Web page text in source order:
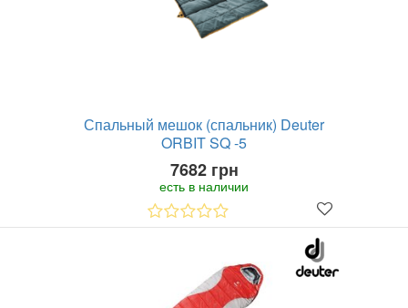
Спальный мешок (спальник) Deuter
ORBIT SQ -5
7682 грн
есть в наличии